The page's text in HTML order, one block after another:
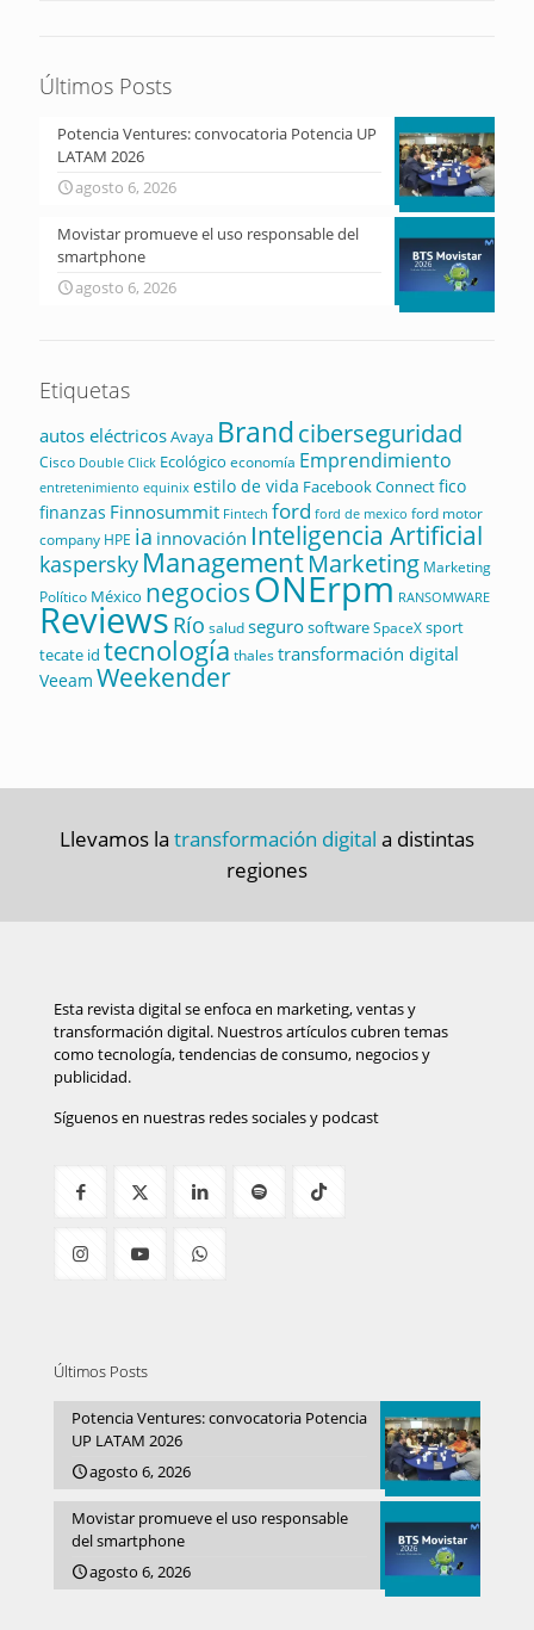
Últimos Posts
Potencia Ventures: convocatoria Potencia UP
LATAM 2026
agosto 6, 2026
Movistar promueve el uso responsable del
smartphone
agosto 6, 2026
Etiquetas
autos eléctricosAvaya Brandciberseguridad
Cisco Double Click Ecológico economía Emprendimiento
entretenimiento equinix estilo de vida Facebook Connectfico
finanzas Finnosummit Fintech ford ford de mexico ford motor
company HPE ia innovación Inteligencia Artificial
kaspersky ManagementMarketing Marketing
Político México negociosONErpm RANSOMWARE
Reviews Río saludsegurosoftwareSpaceXsport
tecate id tecnología thalestransformación digital
Veeam Weekender
Llevamos la transformación digital a distintas
regiones
Esta revista digital se enfoca en marketing, ventas y
transformación digital. Nuestros artículos cubren temas
como tecnología, tendencias de consumo, negocios y
publicidad.
Síguenos en nuestras redes sociales y podcast
Últimos Posts
Potencia Ventures: convocatoria Potencia
UP LATAM 2026
agosto 6, 2026
Movistar promueve el uso responsable
del smartphone
agosto 6, 2026